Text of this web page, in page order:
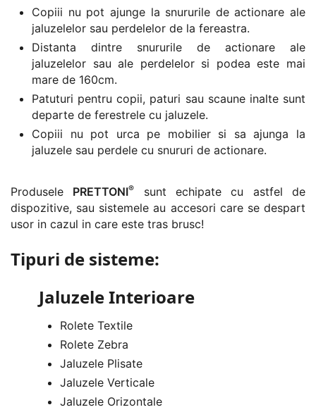
Copiii nu pot ajunge la snururile de actionare ale
jaluzelelor sau perdelelor de la fereastra.
Distanta dintre snururile de actionare ale
jaluzelelor sau ale perdelelor si podea este mai
mare de 160cm.
Patuturi pentru copii, paturi sau scaune inalte sunt
departe de ferestrele cu jaluzele.
Copiii nu pot urca pe mobilier si sa ajunga la
jaluzele sau perdele cu snururi de actionare.
Produsele PRETTONI®
sunt echipate cu astfel de
dispozitive, sau sistemele au accesori care se despart
usor in cazul in care este tras brusc!
Tipuri de sisteme:
Jaluzele Interioare
Rolete Textile
Rolete Zebra
Jaluzele Plisate
Jaluzele Verticale
Jaluzele Orizontale